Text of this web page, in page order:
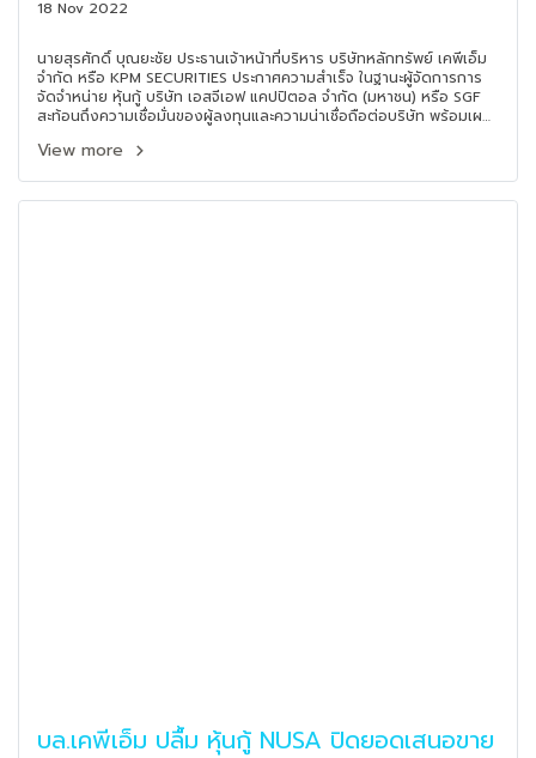
18 Nov 2022
นายสุรศักดิ์ บุณยะชัย ประธานเจ้าหน้าที่บริหาร บริษัทหลักทรัพย์ เคพีเอ็ม
จำกัด หรือ KPM SECURITIES ประกาศความสำเร็จ ในฐานะผู้จัดการการ
จัดจำหน่าย หุ้นกู้ บริษัท เอสจีเอฟ แคปปิตอล จำกัด (มหาชน) หรือ SGF
สะท้อนถึงความเชื่อมั่นของผู้ลงทุนและความน่าเชื่อถือต่อบริษัท พร้อมเผย
มาเป็นจำนวนมาก และจองครบเต็มจำนวนอย่างรวดเร็วเกินความคาด
View more
บล.เคพีเอ็ม ปลื้ม หุ้นกู้ NUSA ปิดยอดเสนอขาย